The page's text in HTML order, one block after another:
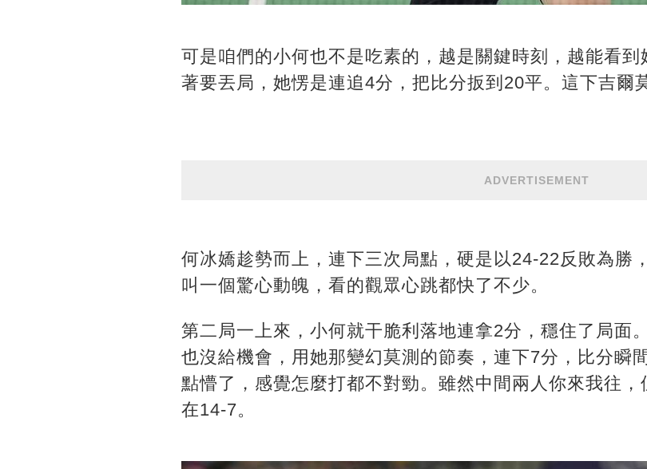
可是咱們的小何也不是吃素的，越是關鍵時刻，越能看
著要丟局，她愣是連追4分，把比分扳到20平。這下吉爾
ADVERTISEMENT
何冰嬌趁勢而上，連下三次局點，硬是以24-22反敗為勝
叫一個驚心動魄，看的觀眾心跳都快了不少。
第二局一上來，小何就干脆利落地連拿2分，穩住了局面
也沒給機會，用她那變幻莫測的節奏，連下7分，比分瞬
點懵了，感覺怎麼打都不對勁。雖然中間兩人你來我往
在14-7。